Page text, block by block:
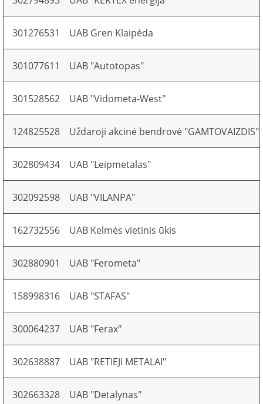
301276531 UAB Gren Klaipėda
301077611 UAB "Autotopas"
301528562 UAB "Vidometa-West"
124825528 Uždaroji akcinė bendrovė "GAMTOVAIZDIS"
302809434 UAB "Leipmetalas"
302092598 UAB "VILANPA"
162732556 UAB Kelmės vietinis ūkis
302880901 UAB "Ferometa"
158998316 UAB "STAFAS"
300064237 UAB "Ferax"
302638887 UAB "RETIEJI METALAI"
302663328 UAB "Detalynas"